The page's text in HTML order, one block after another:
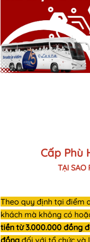
Cấp Phù
TẠI SAO
Theo quy định tại điểm
khách mà không có
tiền từ 3.000.000 đồng
đồng đối với tổ chức và